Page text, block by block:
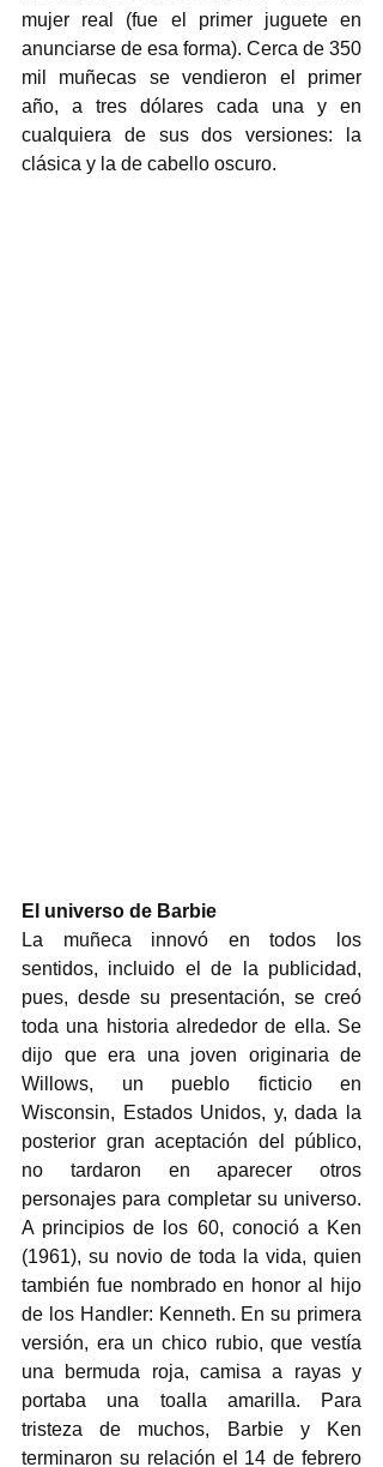
mujer real (fue el primer juguete en
anunciarse de esa forma). Cerca de 350
mil muñecas se vendieron el primer
año, a tres dólares cada una y en
cualquiera de sus dos versiones: la
clásica y la de cabello oscuro.
El universo de Barbie
La muñeca innovó en todos los
sentidos, incluido el de la publicidad,
pues, desde su presentación, se creó
toda una historia alrededor de ella. Se
dijo que era una joven originaria de
Willows, un pueblo ficticio en
Wisconsin, Estados Unidos, y, dada la
posterior gran aceptación del público,
no tardaron en aparecer otros
personajes para completar su universo.
A principios de los 60, conoció a Ken
(1961), su novio de toda la vida, quien
también fue nombrado en honor al hijo
de los Handler: Kenneth. En su primera
versión, era un chico rubio, que vestía
una bermuda roja, camisa a rayas y
portaba una toalla amarilla. Para
tristeza de muchos, Barbie y Ken
terminaron su relación el 14 de febrero